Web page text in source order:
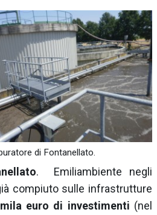
di Fontanellato.
. Emiliambiente negli
compiuto sulle infrastrutture
euro di investimenti (nel